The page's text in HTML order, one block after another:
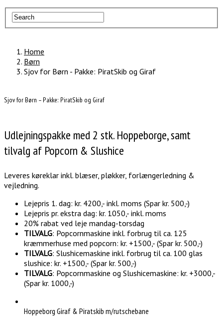
Home
Børn
Sjov for Børn - Pakke: PiratSkib og Giraf
Sjov for Børn – Pakke: PiratSkib og Giraf
Udlejningspakke med 2 stk. Hoppeborge, samt
tilvalg af Popcorn & Slushice
Leveres køreklar inkl. blæser, pløkker, forlængerledning &
vejledning.
Lejepris 1. dag: kr. 4200,- inkl. moms (Spar kr. 500,-)
Lejepris pr. ekstra dag: kr. 1050,- inkl. moms
20% rabat ved leje mandag-torsdag
TILVALG: Popcornmaskine inkl. forbrug til ca. 125
kræmmerhuse med popcorn: kr. +1500,- (Spar kr. 500,-)
TILVALG: Slushicemaskine inkl. forbrug til ca. 100 glas
slushice: kr. +1500,- (Spar kr. 500,-)
TILVALG: Popcornmaskine og Slushicemaskine: kr. +3000,-
(Spar kr. 1000,-)
Hoppeborg Giraf & Piratskib m/rutschebane